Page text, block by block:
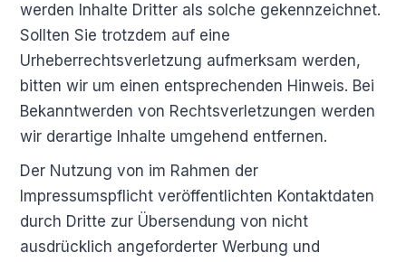
werden Inhalte Dritter als solche gekennzeichnet.
Sollten Sie trotzdem auf eine
Urheberrechtsverletzung aufmerksam werden,
bitten wir um einen entsprechenden Hinweis. Bei
Bekanntwerden von Rechtsverletzungen werden
wir derartige Inhalte umgehend entfernen.
Der Nutzung von im Rahmen der
Impressumspflicht veröffentlichten Kontaktdaten
durch Dritte zur Übersendung von nicht
ausdrücklich angeforderter Werbung und